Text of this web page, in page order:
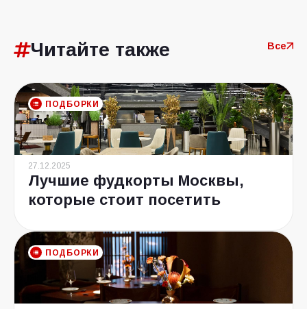
Читайте также Все
ПОДБОРКИ
27.12.2025
Лучшие фудкорты Москвы,
которые стоит посетить
ПОДБОРКИ